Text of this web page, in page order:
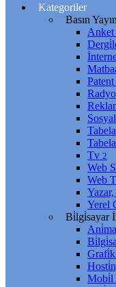
Kategoriler
Basın
Anket
Radyo
Tabela
Tv 2
Web
Web
Yerel
Bi̇lgi̇sayar
Grafi̇k
Mobi̇l